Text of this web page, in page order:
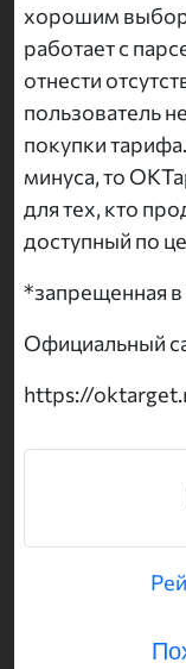
хорошим
работает с
отнести
пользователь
покупки
минуса, то
для тех, кто
доступный по
*запрещенная
Официальный
https://